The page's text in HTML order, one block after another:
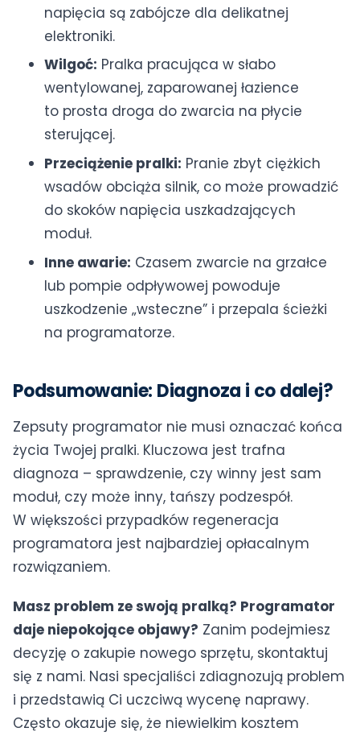
napięcia są zabójcze dla delikatnej
elektroniki.
Wilgoć: Pralka pracująca w słabo
wentylowanej, zaparowanej łazience
to prosta droga do zwarcia na płycie
sterującej.
Przeciążenie pralki: Pranie zbyt ciężkich
wsadów obciąża silnik, co może prowadzić
do skoków napięcia uszkadzających
moduł.
Inne awarie: Czasem zwarcie na grzałce
lub pompie odpływowej powoduje
uszkodzenie „wsteczne” i przepala ścieżki
na programatorze.
Podsumowanie: Diagnoza i co dalej?
Zepsuty programator nie musi oznaczać końca
życia Twojej pralki. Kluczowa jest trafna
diagnoza – sprawdzenie, czy winny jest sam
moduł, czy może inny, tańszy podzespół.
W większości przypadków regeneracja
programatora jest najbardziej opłacalnym
rozwiązaniem.
Masz problem ze swoją pralką? Programator
daje niepokojące objawy? Zanim podejmiesz
decyzję o zakupie nowego sprzętu, skontaktuj
się z nami. Nasi specjaliści zdiagnozują problem
i przedstawią Ci uczciwą wycenę naprawy.
Często okazuje się, że niewielkim kosztem